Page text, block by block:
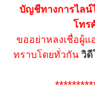
บัญชีทางการไลน์
โทร
ขออย่าหลงเชื่อผู้แ
ทราบโดยทั่วกัน วิดี